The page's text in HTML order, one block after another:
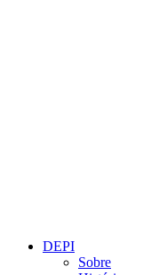
DEPI
Sobre